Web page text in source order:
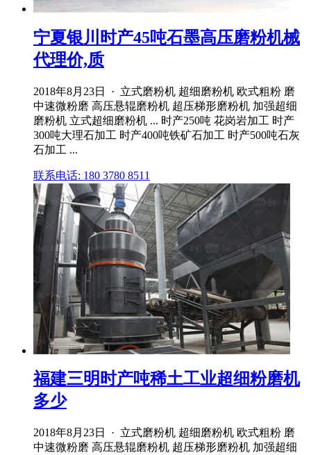
宁夏银川时产45吨石墨高压磨粉机械
代理价,质
2018年8月23日 · 立式磨粉机 超细磨粉机 欧式粗粉 磨
中速微粉磨 高压悬辊磨粉机 超压梯形磨粉机 加强超细
磨粉机 立式超细磨粉机 ... 时产250吨 花岗岩加工 时产
300吨大理石加工 时产400吨铁矿石加工 时产500吨石灰
石加工 ...
联系电话: 180 3780 8511
福建三明时产吨稀土工业超细粉磨机
多少
2018年8月23日 · 立式磨粉机 超细磨粉机 欧式粗粉 磨
中速微粉磨 高压悬辊磨粉机 超压梯形磨粉机 加强超细